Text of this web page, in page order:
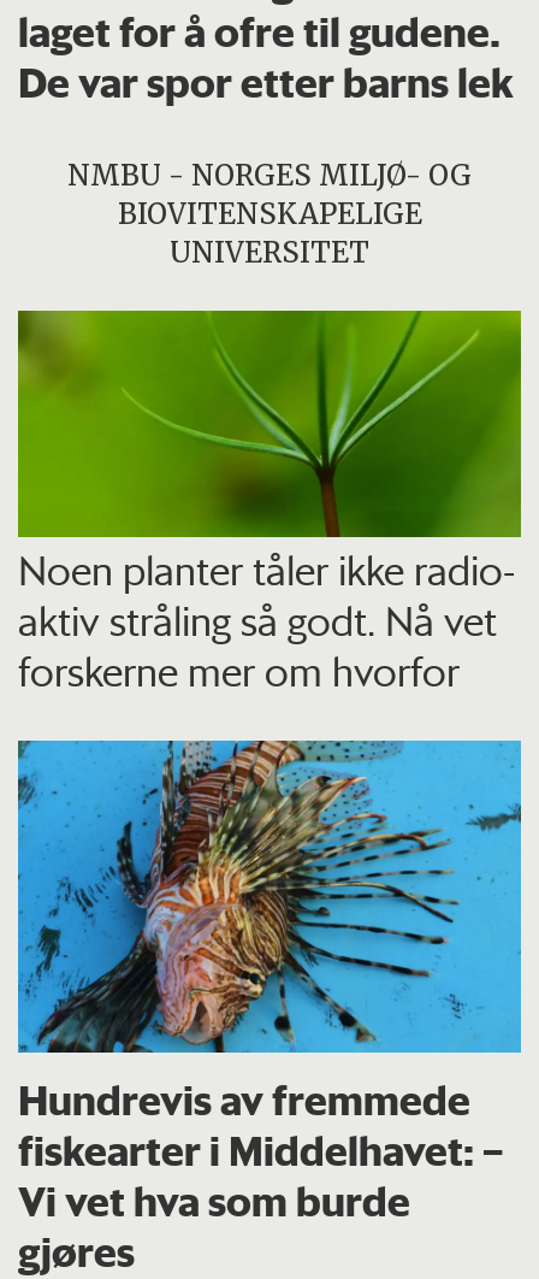
laget for å ofre til gudene.
De var spor etter barns lek
NMBU - NORGES MILJØ- OG
BIOVITENSKAPELIGE
UNIVERSITET
Noen planter tåler ikke radio­
aktiv stråling så godt. Nå vet
forskerne mer om hvorfor
Hundrevis av fremmede
fiskearter i Middelhavet: –
Vi vet hva som burde
gjøres